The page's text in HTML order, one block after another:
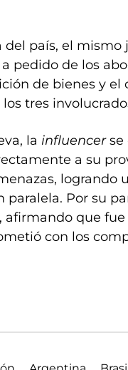
país, el mismo
pedido de los
de bienes y el
tres
la influencerse
a su
logrando
Por su
afirmando que
con los